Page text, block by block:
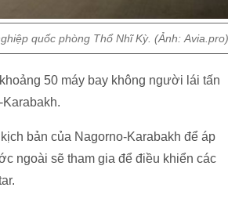
quốc phòng Thổ Nhĩ Kỳ. (Ảnh: Avia.pro)
50 máy bay không người lái tấn
bản của Nagorno-Karabakh để áp
ngoài sẽ tham gia để điều khiển các